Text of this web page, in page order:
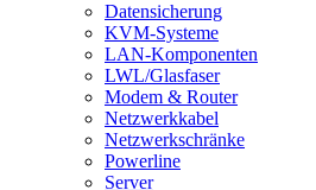
Datensicherung
KVM-Systeme
LAN-Komponenten
LWL/Glasfaser
Modem & Router
Netzwerkkabel
Netzwerkschränke
Powerline
Server